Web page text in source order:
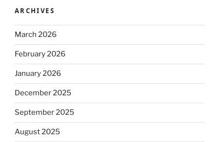
ARCHIVES
March 2026
February 2026
January 2026
December 2025
September 2025
August 2025